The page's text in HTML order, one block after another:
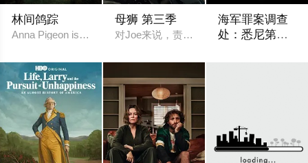
林间鸽踪
Anna Pigeon is a former city slicker who be
母狮 第三季
对Joe来说，责任和家庭的内忧外患愈演
海军罪案调查
处：悉尼第三